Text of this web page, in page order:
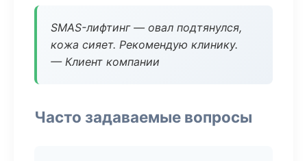
SMAS-лифтинг — овал подтянулся,
кожа сияет. Рекомендую клинику.
— Клиент компании
Часто задаваемые вопросы